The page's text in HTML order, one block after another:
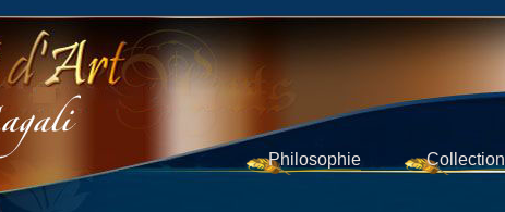
Philosophie Collection